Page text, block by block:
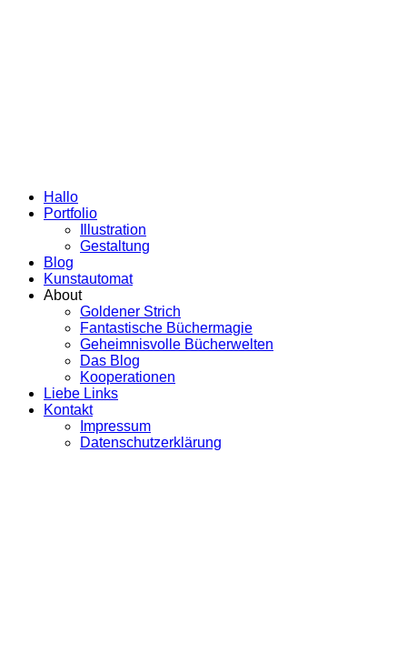
Hallo
Portfolio
Illustration
Gestaltung
Blog
Kunstautomat
About
Goldener Strich
Fantastische Büchermagie
Geheimnisvolle Bücherwelten
Das Blog
Kooperationen
Liebe Links
Kontakt
Impressum
Datenschutzerklärung